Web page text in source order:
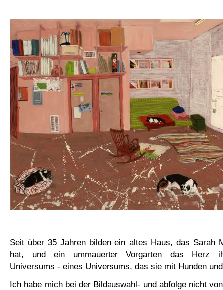
Seit über 35 Jahren bilden ein altes Haus, das Sarah
hat, und ein ummauerter Vorgarten das Herz
Universums - eines Universums, das sie mit Hunden
Ich habe mich bei der Bildauswahl- und abfolge nicht